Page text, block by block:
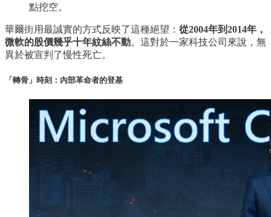
點挖空。
華爾街用最誠實的方式反映了這種絕望： 從2004年到2014年，
微軟的股價幾乎十年紋絲不動。這對於一家科技公司來說，無
異於被宣判了慢性死亡。
「轉骨」時刻：內部革命者的登基